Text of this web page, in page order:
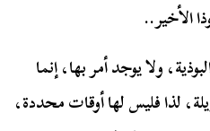
الأخير..
ولا يوجد أمر بها، إنما
لذا فليس لها أوقات محددة،